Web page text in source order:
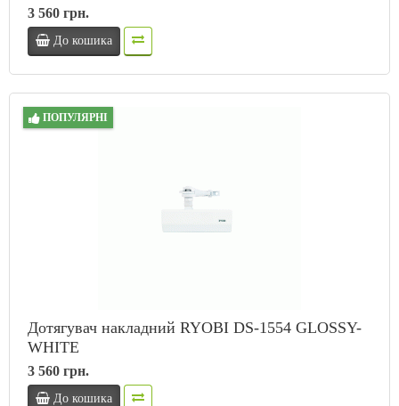
3 560 грн.
До кошика
ПОПУЛЯРНІ
Дотягувач накладний RYOBI DS-1554 GLOSSY-
WHITE
3 560 грн.
До кошика